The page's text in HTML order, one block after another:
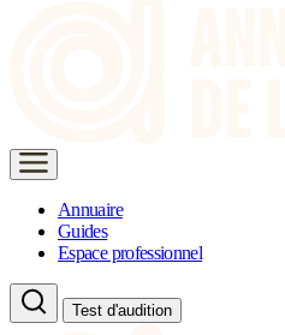
Annuaire
Guides
Espace professionnel
Test d'audition